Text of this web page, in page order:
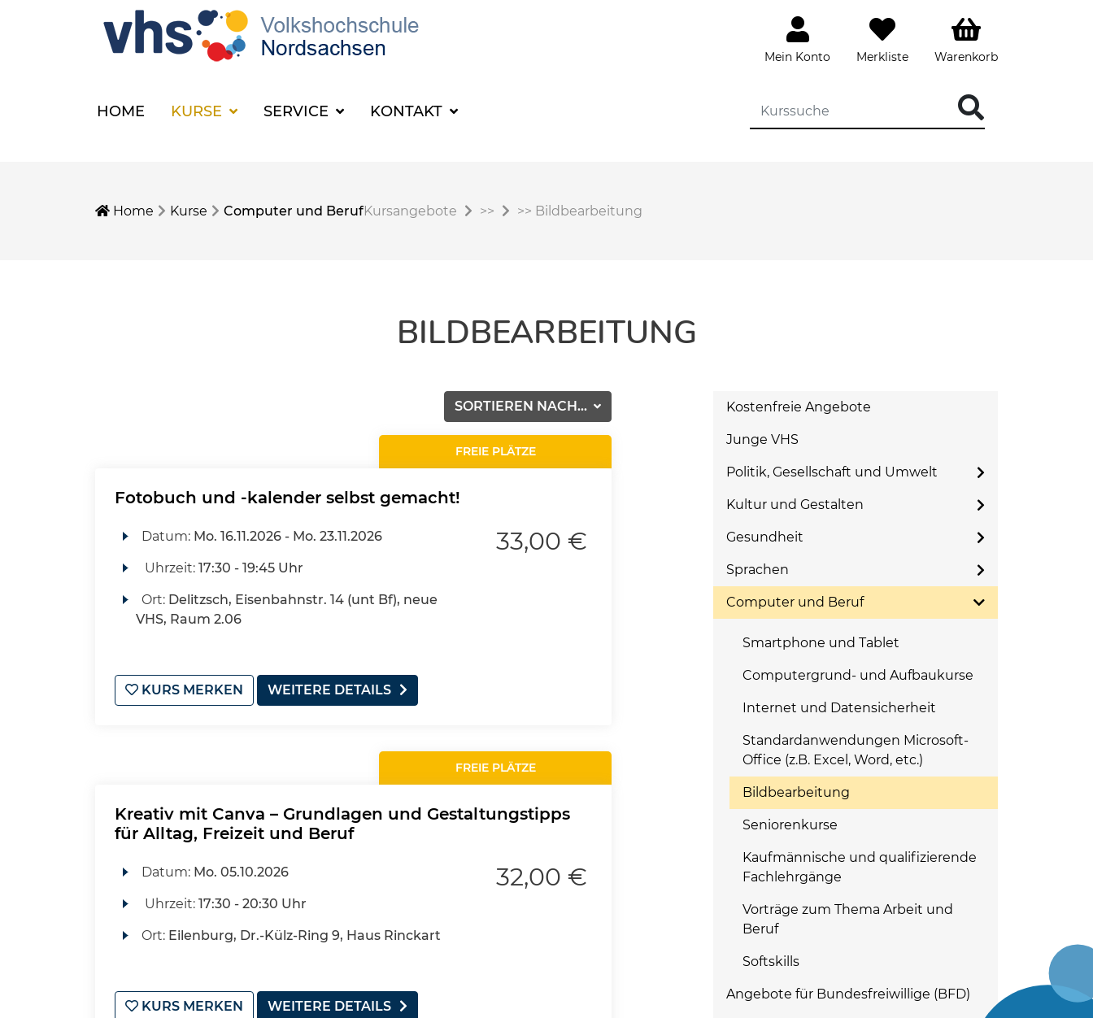
Mein Konto Merkliste Warenkorb
HOME KURSE SERVICE KONTAKT
Home Kurse Computer und BerufKursangebote >> >> Bildbearbeitung
BILDBEARBEITUNG
SORTIEREN NACH...
FREIE PLÄTZE
Fotobuch und -kalender selbst gemacht!
Datum: Mo. 16.11.2026 - Mo. 23.11.2026
Uhrzeit: 17:30 - 19:45 Uhr
Ort: Delitzsch, Eisenbahnstr. 14 (unt Bf), neue
VHS, Raum 2.06
33,00 €
KURS MERKEN WEITERE DETAILS
FREIE PLÄTZE
Kreativ mit Canva – Grundlagen und Gestaltungstipps
für Alltag, Freizeit und Beruf
Datum: Mo. 05.10.2026
Uhrzeit: 17:30 - 20:30 Uhr
Ort: Eilenburg, Dr.-Külz-Ring 9, Haus Rinckart
32,00 €
KURS MERKEN WEITERE DETAILS
Kostenfreie Angebote
Junge VHS
Politik, Gesellschaft und Umwelt
Kultur und Gestalten
Gesundheit
Sprachen
Computer und Beruf
Smartphone und Tablet
Computergrund- und Aufbaukurse
Internet und Datensicherheit
Standardanwendungen Microsoft-
Office (z.B. Excel, Word, etc.)
Bildbearbeitung
Seniorenkurse
Kaufmännische und qualifizierende
Fachlehrgänge
Vorträge zum Thema Arbeit und
Beruf
Softskills
Angebote für Bundesfreiwillige (BFD)